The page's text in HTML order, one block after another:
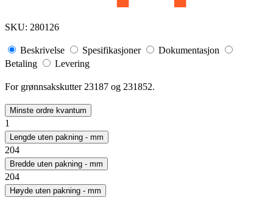
SKU: 280126
Beskrivelse Spesifikasjoner
Dokumentasjon
Betaling
Levering
For grønnsakskutter 23187 og 231852.
Minste ordre kvantum
1
Lengde uten pakning - mm
204
Bredde uten pakning - mm
204
Høyde uten pakning - mm